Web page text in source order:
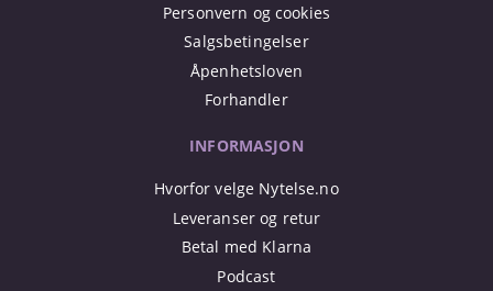
Personvern og cookies
Salgsbetingelser
Åpenhetsloven
Forhandler
INFORMASJON
Hvorfor velge Nytelse.no
Leveranser og retur
Betal med Klarna
Podcast